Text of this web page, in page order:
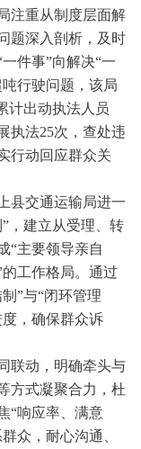
注重从制度层面解
题深入剖析，及时
件事”向解决“一
行驶问题，该局
计出动执法人员
执法25次，查处违
行动回应群众关
县交通运输局进一
，建立从受理、转
“主要领导亲自
工作格局。通过
”与“闭环管理
，确保群众诉
联动，明确牵头与
方式凝聚合力，杜
“响应率、满意
众，耐心沟通、